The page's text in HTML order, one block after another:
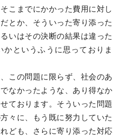
こまでにかかった費用に対し
とか、そういった寄り添った
いはその決断の結果は違った
かというふうに思っておりま
この問題に限らず、社会のあ
なかったような、あり得なか
ております。そういった問題
々に、もう既に努力していた
ども、さらに寄り添った対応